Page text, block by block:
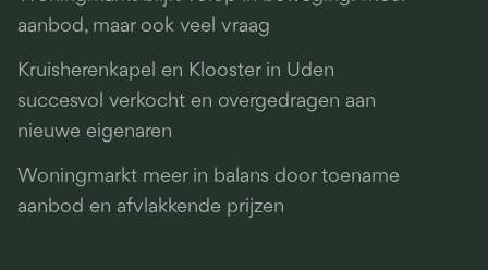
aanbod, maar ook veel vraag
Kruisherenkapel en Klooster in Uden
succesvol verkocht en overgedragen aan
nieuwe eigenaren
Woningmarkt meer in balans door toename
aanbod en afvlakkende prijzen